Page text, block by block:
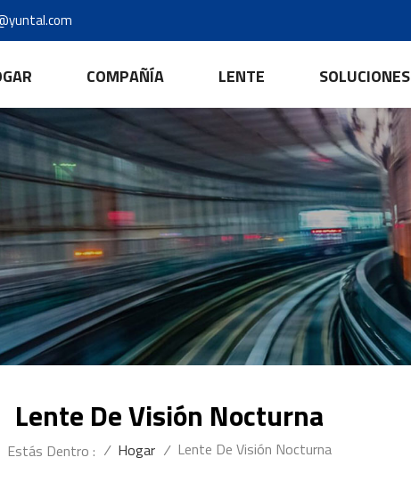
COMPAÑÍA LENTE SOLUCIONES
Lente De Visión Nocturna
Estás Dentro : / Hogar / Lente De Visión Nocturna